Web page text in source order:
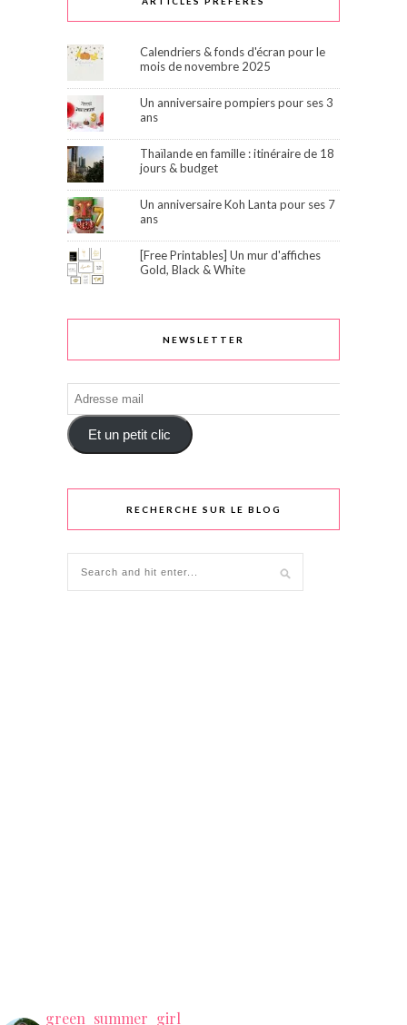
Calendriers & fonds d'écran pour le
mois de novembre 2025
Un anniversaire pompiers pour ses 3
ans
Thaïlande en famille : itinéraire de 18
jours & budget
Un anniversaire Koh Lanta pour ses 7
ans
[Free Printables] Un mur d'affiches
Gold, Black & White
NEWSLETTER
Adresse
mail
Et un petit clic
RECHERCHE SUR LE BLOG
green_summer_girl